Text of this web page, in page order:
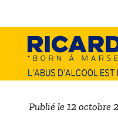
Publié le 12 octobre